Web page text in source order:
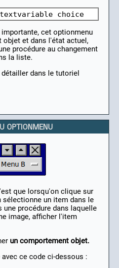
cet optionmenu
objet et dans l'état actuel,
procédure au changement
la liste.
dans le tutoriel
OPTIONMENU
que lorsqu'on clique sur
un item dans le
une procédure dans laquelle
image, afficher l'item
un comportement objet.
ce code ci-dessous :